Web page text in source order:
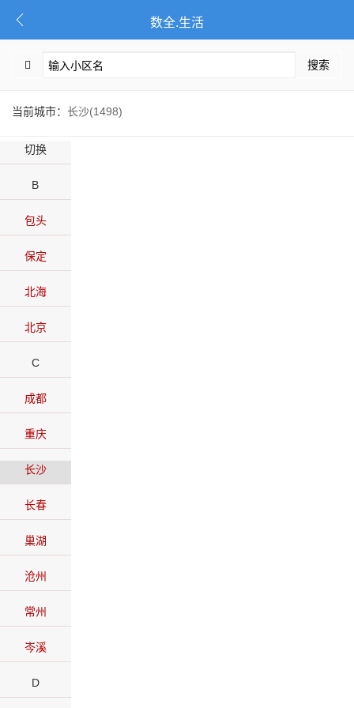
数全.生活
搜索
当前城市： 长沙(1498)
切换
B
包头
保定
北海
北京
C
成都
重庆
长沙
长春
巢湖
沧州
常州
岑溪
D